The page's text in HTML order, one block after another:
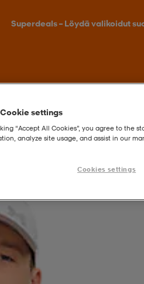
Superdeals – Löydä valikoidut
settings
“Accept All Cookies”, you agree to the
analyze site usage, and assist in our
Cookies settings